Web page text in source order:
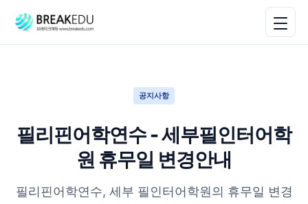
공지사항
필리핀어학연수 - 세부필인터어학
원 휴무일 변경안내
필리핀어학연수, 세부 필인터어학원의 휴무일 변경